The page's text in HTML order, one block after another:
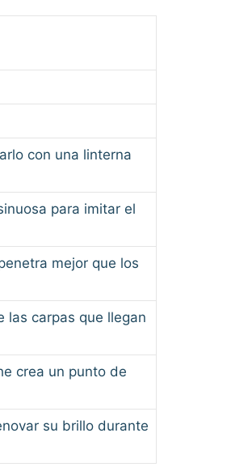
con una linterna
para imitar el
mejor que los
las carpas que llegan
crea un punto de
su brillo durante